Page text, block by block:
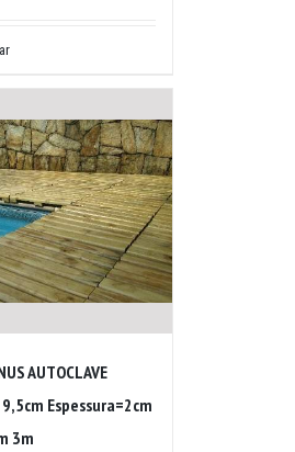
AUTOCLAVE
Espessura=2cm
3m